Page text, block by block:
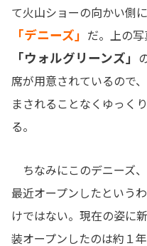
て火山ショーの向かい側
「デニーズ」 だ。上の
「ウォルグリーンズ」
席が用意されているので
まされることなくゆっく
る。
ちなみにこのデニーズ、
最近オープンしたというわ
けではない。現在の姿に新
装オープンしたのは約１年